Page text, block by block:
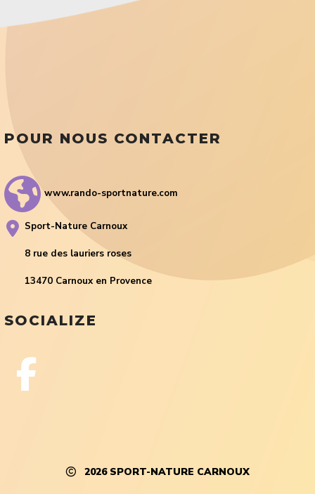
POUR NOUS CONTACTER
www.rando-sportnature.com
Sport-Nature Carnoux
8 rue des lauriers roses
13470 Carnoux en Provence
SOCIALIZE
2026 SPORT-NATURE CARNOUX